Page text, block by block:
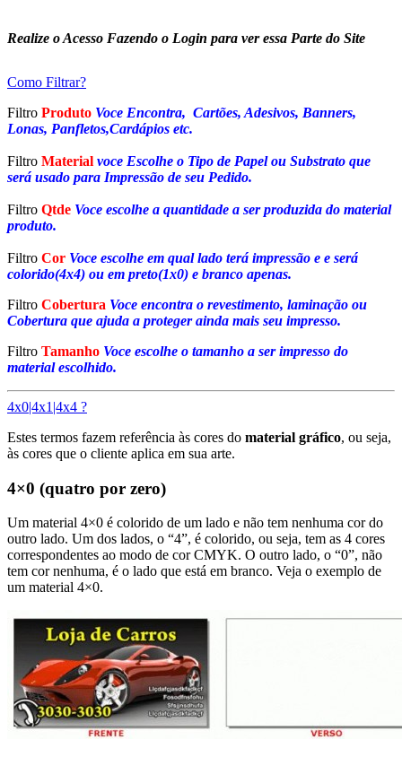
Realize o Acesso Fazendo o Login para ver essa Parte do Site
Como Filtrar?
Filtro Produto Voce Encontra, Cartões, Adesivos, Banners,
Lonas, Panfletos,Cardápios etc.
Filtro Material voce Escolhe o Tipo de Papel ou Substrato que
será usado para Impressão de seu Pedido.
Filtro Qtde Voce escolhe a quantidade a ser produzida do material
produto.
Filtro Cor Voce escolhe em qual lado terá impressão e e será
colorido(4x4) ou em preto(1x0) e branco apenas.
Filtro Cobertura Voce encontra o revestimento, laminação ou
Cobertura que ajuda a proteger ainda mais seu impresso.
Filtro Tamanho Voce escolhe o tamanho a ser impresso do
material escolhido.
4x0|4x1|4x4 ?
Estes termos fazem referência às cores do material gráfico, ou seja,
às cores que o cliente aplica em sua arte.
4×0 (quatro por zero)
Um material 4×0 é colorido de um lado e não tem nenhuma cor do
outro lado. Um dos lados, o “4”, é colorido, ou seja, tem as 4 cores
correspondentes ao modo de cor CMYK. O outro lado, o “0”, não
tem cor nenhuma, é o lado que está em branco. Veja o exemplo de
um material 4×0.